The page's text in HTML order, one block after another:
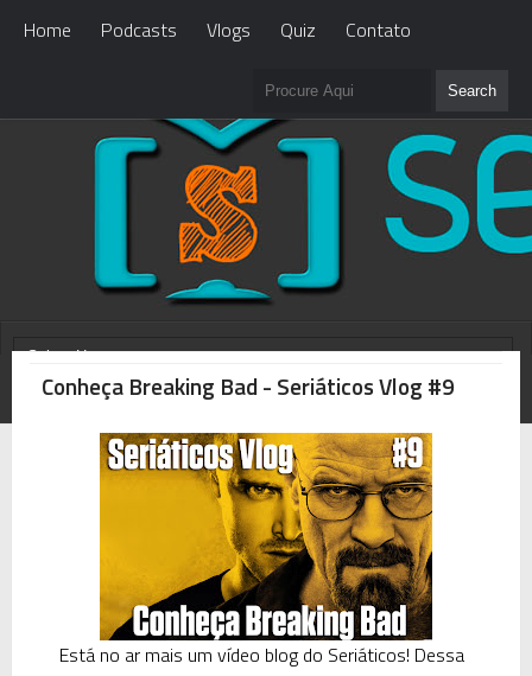
Home Podcasts Vlogs Quiz Contato
WHAT'S NEW? Loading...
Conheça Breaking Bad - Seriáticos Vlog #9
Está no ar mais um vídeo blog do Seriáticos! Dessa